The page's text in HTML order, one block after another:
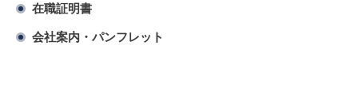
在職証明書
会社案内・パンフレット